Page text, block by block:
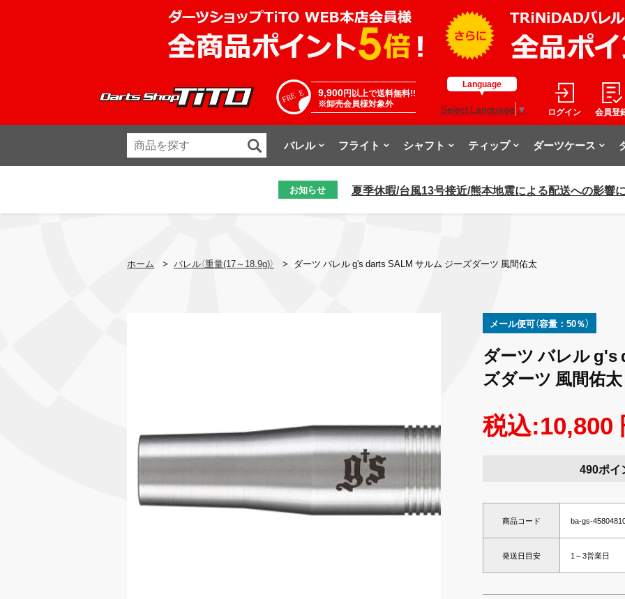
9,900円以上で送料無料!!
※卸売会員様対象外
Language
Select Language ▼ ログイン 会員登
バレル フライト シャフト ティップ ダーツケース
お知らせ 夏季休暇/台風13号接近/熊本地震による配送への影響
ホーム > バレル（重量(17～18.9g)） > ダーツ バレル g's darts SALM サルム ジーズダーツ 風間佑太
メール便可（容量：50％）
ダーツ バレル g's
ズダーツ 風間佑太
税込:10,800
490ポイ
商品コード ba-gs-
発送日目安 1～3営業日